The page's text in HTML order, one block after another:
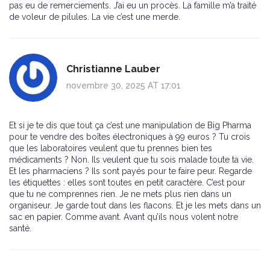
pas eu de remerciements. J’ai eu un procès. La famille m’a traité
de voleur de pilules. La vie c’est une merde.
Christianne Lauber
novembre 30, 2025 AT 17:01
Et si je te dis que tout ça c’est une manipulation de Big Pharma
pour te vendre des boîtes électroniques à 99 euros ? Tu crois
que les laboratoires veulent que tu prennes bien tes
médicaments ? Non. Ils veulent que tu sois malade toute ta vie.
Et les pharmaciens ? Ils sont payés pour te faire peur. Regarde
les étiquettes : elles sont toutes en petit caractère. C’est pour
que tu ne comprennes rien. Je ne mets plus rien dans un
organiseur. Je garde tout dans les flacons. Et je les mets dans un
sac en papier. Comme avant. Avant qu’ils nous volent notre
santé.